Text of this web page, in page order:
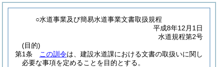
○水道事業及び簡易水道事業文書取扱規程
平成8年12月1日
水道規程第2号
(目的)
第1条
この訓令は、建設水道課における文書の取扱いに関し
必要な事項を定めることを目的とする。